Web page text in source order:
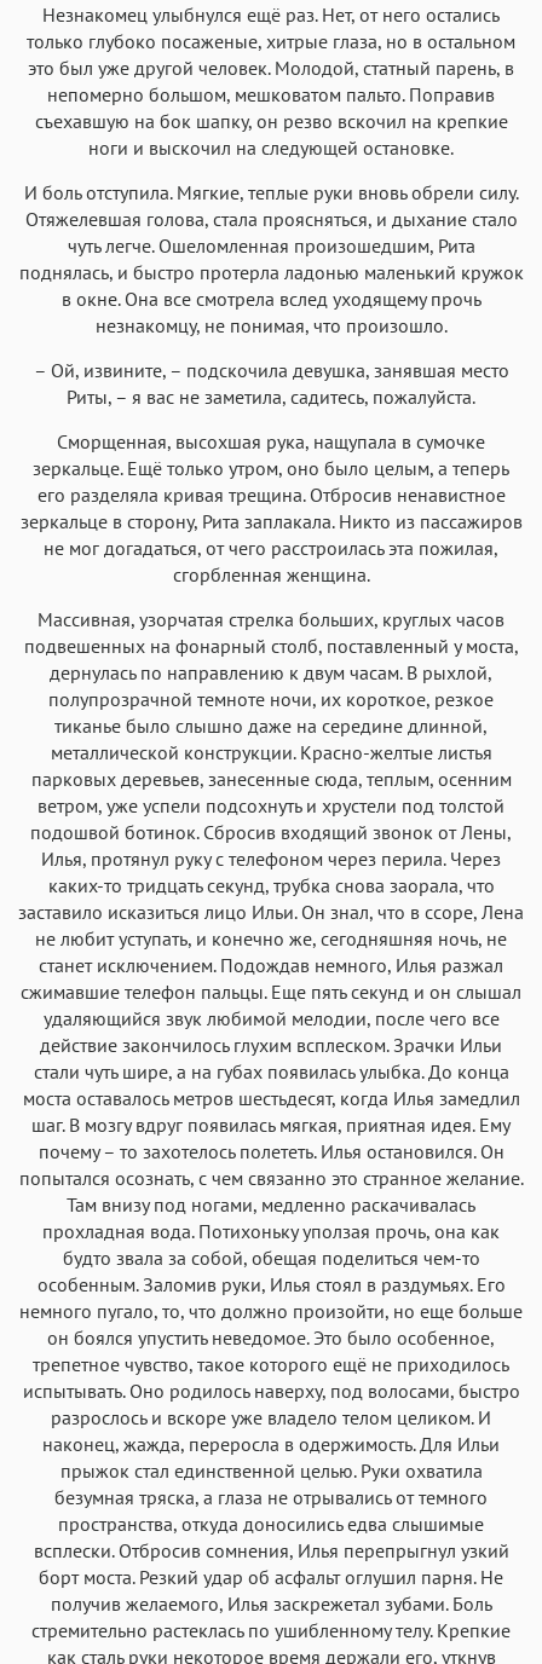
Незнакомец улыбнулся ещё раз. Нет, от него остались
только глубоко посаженые, хитрые глаза, но в остальном
это был уже другой человек. Молодой, статный парень, в
непомерно большом, мешковатом пальто. Поправив
съехавшую на бок шапку, он резво вскочил на крепкие
ноги и выскочил на следующей остановке.
И боль отступила. Мягкие, теплые руки вновь обрели силу.
Отяжелевшая голова, стала проясняться, и дыхание стало
чуть легче. Ошеломленная произошедшим, Рита
поднялась, и быстро протерла ладонью маленький кружок
в окне. Она все смотрела вслед уходящему прочь
незнакомцу, не понимая, что произошло.
– Ой, извините, – подскочила девушка, занявшая место
Риты, – я вас не заметила, садитесь, пожалуйста.
Сморщенная, высохшая рука, нащупала в сумочке
зеркальце. Ещё только утром, оно было целым, а теперь
его разделяла кривая трещина. Отбросив ненавистное
зеркальце в сторону, Рита заплакала. Никто из пассажиров
не мог догадаться, от чего расстроилась эта пожилая,
сгорбленная женщина.
Массивная, узорчатая стрелка больших, круглых часов
подвешенных на фонарный столб, поставленный у моста,
дернулась по направлению к двум часам. В рыхлой,
полупрозрачной темноте ночи, их короткое, резкое
тиканье было слышно даже на середине длинной,
металлической конструкции. Красно-желтые листья
парковых деревьев, занесенные сюда, теплым, осенним
ветром, уже успели подсохнуть и хрустели под толстой
подошвой ботинок. Сбросив входящий звонок от Лены,
Илья, протянул руку с телефоном через перила. Через
каких-то тридцать секунд, трубка снова заорала, что
заставило исказиться лицо Ильи. Он знал, что в ссоре, Лена
не любит уступать, и конечно же, сегодняшняя ночь, не
станет исключением. Подождав немного, Илья разжал
сжимавшие телефон пальцы. Еще пять секунд и он слышал
удаляющийся звук любимой мелодии, после чего все
действие закончилось глухим всплеском. Зрачки Ильи
стали чуть шире, а на губах появилась улыбка. До конца
моста оставалось метров шестьдесят, когда Илья замедлил
шаг. В мозгу вдруг появилась мягкая, приятная идея. Ему
почему – то захотелось полететь. Илья остановился. Он
попытался осознать, с чем связанно это странное желание.
Там внизу под ногами, медленно раскачивалась
прохладная вода. Потихоньку уползая прочь, она как
будто звала за собой, обещая поделиться чем-то
особенным. Заломив руки, Илья стоял в раздумьях. Его
немного пугало, то, что должно произойти, но еще больше
он боялся упустить неведомое. Это было особенное,
трепетное чувство, такое которого ещё не приходилось
испытывать. Оно родилось наверху, под волосами, быстро
разрослось и вскоре уже владело телом целиком. И
наконец, жажда, переросла в одержимость. Для Ильи
прыжок стал единственной целью. Руки охватила
безумная тряска, а глаза не отрывались от темного
пространства, откуда доносились едва слышимые
всплески. Отбросив сомнения, Илья перепрыгнул узкий
борт моста. Резкий удар об асфальт оглушил парня. Не
получив желаемого, Илья заскрежетал зубами. Боль
стремительно растеклась по ушибленному телу. Крепкие
как сталь руки некоторое время держали его, уткнув